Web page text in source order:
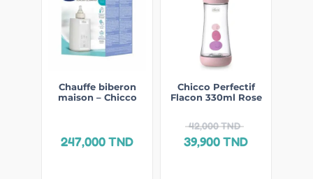
Chauffe biberon
maison – Chicco
247,000TND
Chicco Perfectif
Flacon 330ml Rose
42,000TND
39,900TND